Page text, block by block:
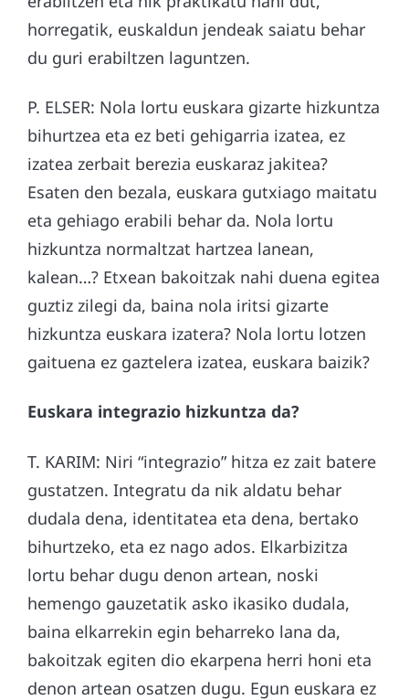
horregatik, euskaldun jendeak saiatu behar
du guri erabiltzen laguntzen.
P. ELSER: Nola lortu euskara gizarte hizkuntza
bihurtzea eta ez beti gehigarria izatea, ez
izatea zerbait berezia euskaraz jakitea?
Esaten den bezala, euskara gutxiago maitatu
eta gehiago erabili behar da. Nola lortu
hizkuntza normaltzat hartzea lanean,
kalean…? Etxean bakoitzak nahi duena egitea
guztiz zilegi da, baina nola iritsi gizarte
hizkuntza euskara izatera? Nola lortu lotzen
gaituena ez gaztelera izatea, euskara baizik?
Euskara integrazio hizkuntza da?
T. KARIM: Niri “integrazio” hitza ez zait batere
gustatzen. Integratu da nik aldatu behar
dudala dena, identitatea eta dena, bertako
bihurtzeko, eta ez nago ados. Elkarbizitza
lortu behar dugu denon artean, noski
hemengo gauzetatik asko ikasiko dudala,
baina elkarrekin egin beharreko lana da,
bakoitzak egiten dio ekarpena herri honi eta
denon artean osatzen dugu. Egun euskara ez